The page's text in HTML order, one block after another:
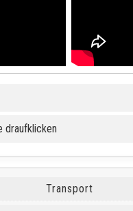
draufklicken
Transport